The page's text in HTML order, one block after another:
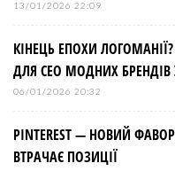
13/01/2026 22:09
КІНЕЦЬ ЕПОХИ
ДЛЯ СЕО МОДНИХ БРЕНДІВ
06/01/2026 20:32
PINTEREST — НОВИЙ
ВТРАЧАЄ ПОЗИЦІЇ